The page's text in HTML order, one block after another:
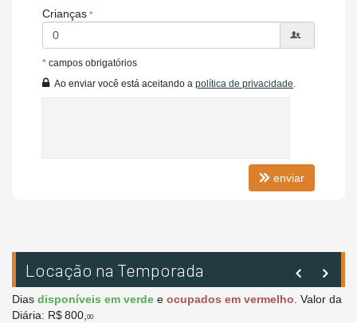
Crianças
* campos obrigatórios
Ao enviar você está aceitando a política de privacidade.
enviar
Locação na Temporada
Dias disponíveis em verde e ocupados em vermelho. Valor da
Diária: R$ 800,00